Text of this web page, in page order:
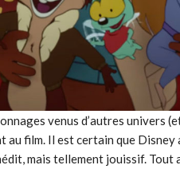
venus d’autres univers
au film. Il est certain que
mais tellement jouissif. Tout